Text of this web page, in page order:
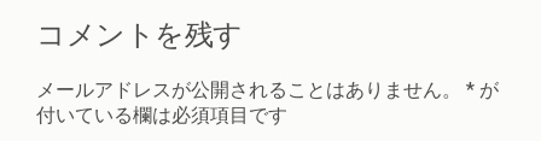
コメントを残す
メールアドレスが公開されることはありません。 * が
付いている欄は必須項目です